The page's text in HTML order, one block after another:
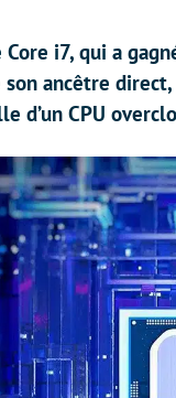
Core i7, qui a
son ancêtre
d’un CPU